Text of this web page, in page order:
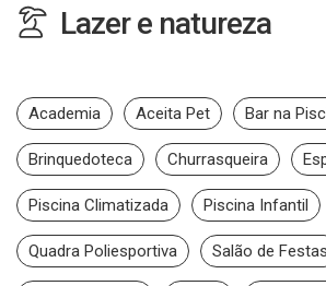
Lazer e natureza
Academia Aceita Pet Bar na
Brinquedoteca Churrasqueira
Piscina Climatizada Piscina Infantil
Quadra Poliesportiva Salão de Festas